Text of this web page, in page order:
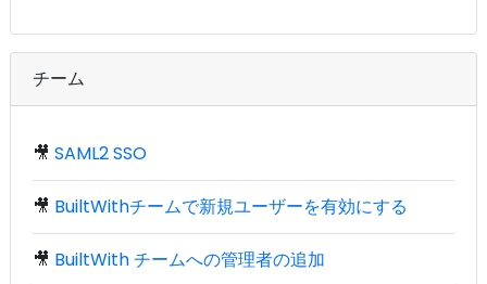
チーム
🎥 SAML2 SSO
🎥 BuiltWithチームで新規ユーザーを有効にする
🎥 BuiltWith チームへの管理者の追加